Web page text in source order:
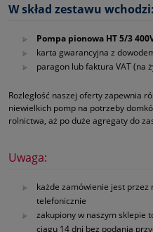
W skład zestawu wchodzi:
Pompa pionowa HT 5/3
karta gwarancyjna z
paragon lub faktura VAT (na
Rozległość naszej oferty zapewnia
niewielkich pomp na potrzeby
rolnictwa, aż po duże agregaty do
Uwaga:
każde zamówienie jest
telefonicznie
zakupiony w naszym sklepie
ciągu 14 dni bez podania